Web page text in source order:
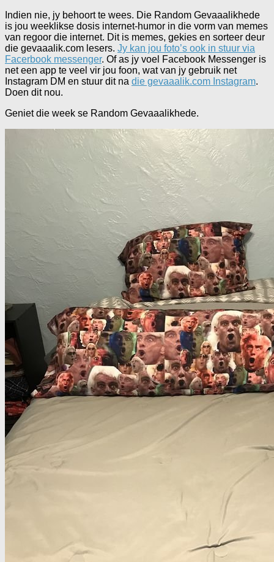
Indien nie, jy behoort te wees. Die Random Gevaaalikhede
is jou weeklikse dosis internet-humor in die vorm van memes
van regoor die internet. Dit is memes, gekies en sorteer deur
die gevaaalik.com lesers. Jy kan jou foto’s ook in stuur via
Facerbook messenger. Of as jy voel Facebook Messenger is
net een app te veel vir jou foon, wat van jy gebruik net
Instagram DM en stuur dit na die gevaaalik.com Instagram.
Doen dit nou.
Geniet die week se Random Gevaaalikhede.